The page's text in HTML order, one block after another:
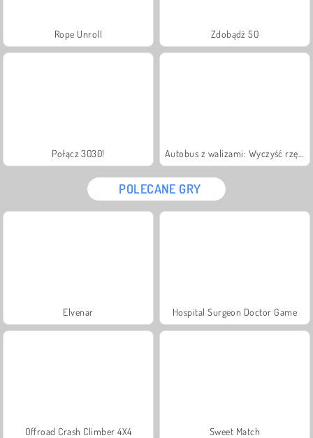
Rope Unroll Zdobądź 50
Połącz 3030!
POLECANE GRY
Elvenar Hospital Surgeon Doctor Game
Offroad Crash Climber 4X4 Sweet Match